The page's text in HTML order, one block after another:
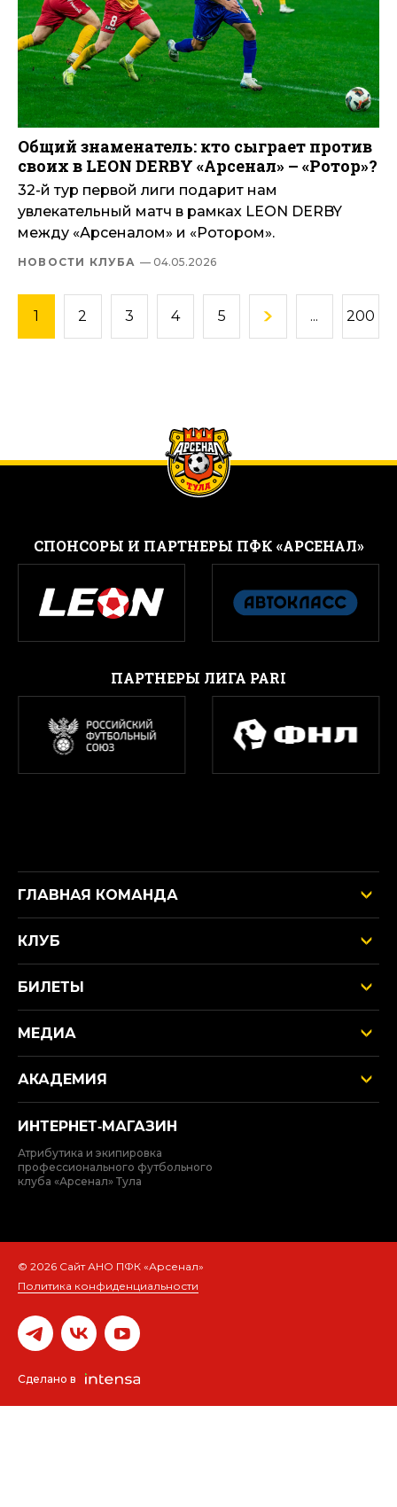
Общий знаменатель: кто сыграет против
своих в LEON DERBY «Арсенал» – «Ротор»?
32-й тур первой лиги подарит нам
увлекательный матч в рамках LEON DERBY
между «Арсеналом» и «Ротором».
НОВОСТИ КЛУБА — 04.05.2026
1 2 3 4 5 ... 200
CПОНСОРЫ И ПАРТНЕРЫ ПФК «АРСЕНАЛ»
ПАРТНЕРЫ ЛИГА PARI
ГЛАВНАЯ КОМАНДА
КЛУБ
БИЛЕТЫ
МЕДИА
АКАДЕМИЯ
ИНТЕРНЕТ‑МАГАЗИН
Атрибутика и экипировка
профессионального футбольного
клуба «Арсенал» Тула
© 2026 Сайт АНО ПФК «Арсенал»
Политика конфиденциальности
Сделано в